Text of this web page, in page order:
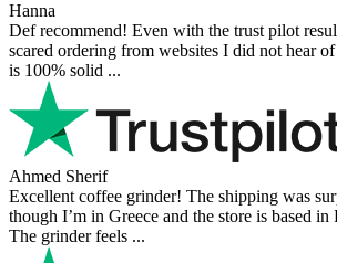
Hanna
Def recommend! Even with the trust pilot
scared ordering from websites I did not hear
is 100% solid ...
Ahmed Sherif
Excellent coffee grinder! The shipping was
though I’m in Greece and the store is based
The grinder feels ...